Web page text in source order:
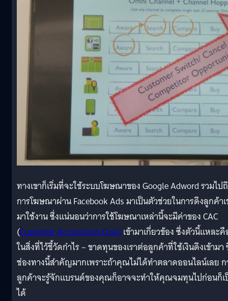
ทางเขาก็เริ่มที่จะใช้ระบบโฆษณาของ Google Adword รวมไป
การโฆษณาผ่าน Facebook Ads มาเป็นตัวช่วยในการดึงลูกค้า
มาใช้งาน ซึ่งแน่นอนว่าการใช้โฆษณาเหล่านี้จะมีค่าของ CAC
(Customer Acquisition Cost)เข้ามาเกี่ยวข้อง ซึ่งตัวนี้แหละคื
ในสิ่งที่ไว้ชี้วัดกำไร – ขาดทุนของเราต่อลูกค้าที่ใช้เงินดึงเข้ามา
ช่องทางนี้สำคัญมากเพราะถ้าคุณไม่ได้ทำตลาดออนไลน์เลย ก
ลูกค้าจะรู้จักแบรนด์ของคุณก็อาจจะทำให้คุณจมทุนไปก่อนก็เ
ได้